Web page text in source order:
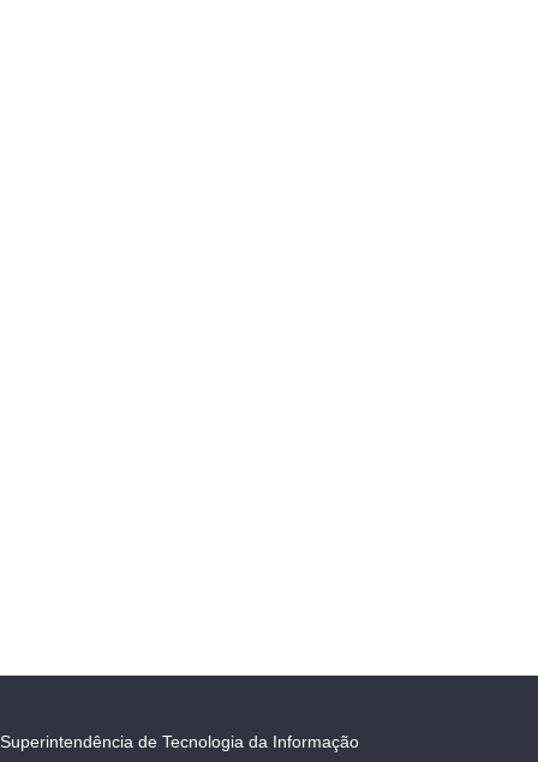
Superintendência de Tecnologia da Informação